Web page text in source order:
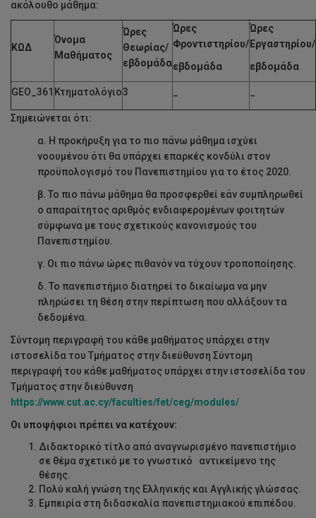
ακόλουθο μάθημα:
ΚΩΔ
Όνομα
Μαθήματος
Ώρες
Θεωρίας/
εβδομάδα
Ώρες
Φροντιστηρίου/
εβδομάδα
Ώρες
Εργαστηρίου/
εβδομάδα
GEO_361 Κτηματολόγιο3
Σημειώνεται ότι:
α. Η προκήρυξη για το πιο πάνω μάθημα ισχύει
νοουμένου ότι θα υπάρχει επαρκές κονδύλι στον
προϋπολογισμό του Πανεπιστημίου για το έτος 2020.
β. Το πιο πάνω μάθημα θα προσφερθεί εάν συμπληρωθεί
ο απαραίτητος αριθμός ενδιαφερομένων φοιτητών
σύμφωνα με τους σχετικούς κανονισμούς του
Πανεπιστημίου.
γ. Οι πιο πάνω ώρες πιθανόν να τύχουν τροποποίησης.
δ. Το πανεπιστήμιο διατηρεί το δικαίωμα να μην
πληρώσει τη θέση στην περίπτωση που αλλάξουν τα
δεδομένα.
Σύντομη περιγραφή του κάθε μαθήματος υπάρχει στην
ιστοσελίδα του Τμήματος στην διεύθυνση Σύντομη
περιγραφή του κάθε μαθήματος υπάρχει στην ιστοσελίδα του
Τμήματος στην διεύθυνση
https://www.cut.ac.cy/faculties/fet/ceg/modules/
Οι υποψήφιοι πρέπει να κατέχουν:
Διδακτορικό τίτλο από αναγνωρισμένο πανεπιστήμιο
σε θέμα σχετικό με το γνωστικό αντικείμενο της
θέσης.
Πολύ καλή γνώση της Ελληνικής και Αγγλικής γλώσσας.
Εμπειρία στη διδασκαλία πανεπιστημιακού επιπέδου.